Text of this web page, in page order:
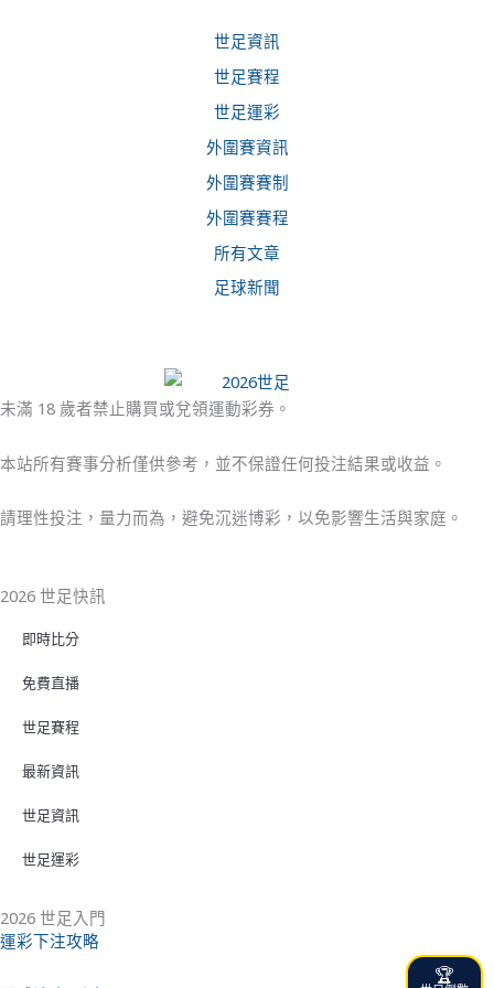
世足資訊
世足賽程
世足運彩
外圍賽資訊
外圍賽賽制
外圍賽賽程
所有文章
足球新聞
未滿 18 歲者禁止購買或兌領運動彩券。
本站所有賽事分析僅供參考，並不保證任何投注結果或收益。
請理性投注，量力而為，避免沉迷博彩，以免影響生活與家庭。
2026 世足快訊
即時比分
免費直播
世足賽程
最新資訊
世足資訊
世足運彩
2026 世足入門
運彩下注攻略
🏆